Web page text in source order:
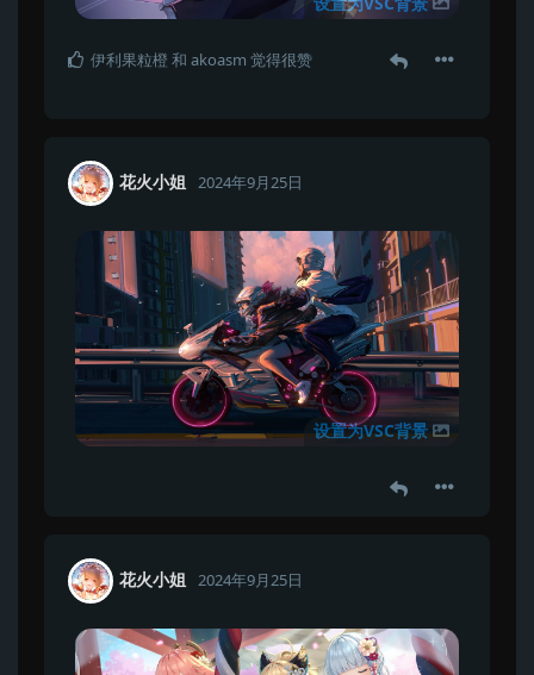
伊利果粒橙 和 akoasm 觉得很赞
花火小姐 2024年9月25日
设置为VSC背景
花火小姐 2024年9月25日